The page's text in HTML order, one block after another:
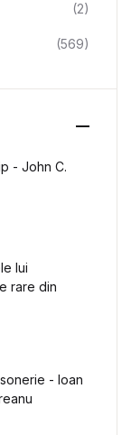
(2)
(569)
- John C.
lui
rare din
- Ioan